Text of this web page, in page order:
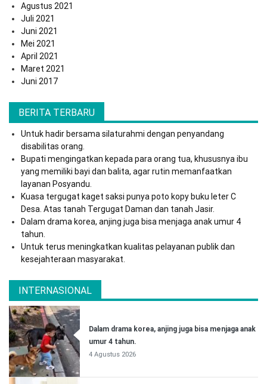
Agustus 2021
Juli 2021
Juni 2021
Mei 2021
April 2021
Maret 2021
Juni 2017
BERITA TERBARU
Untuk hadir bersama silaturahmi dengan penyandang
disabilitas orang.
Bupati mengingatkan kepada para orang tua, khususnya ibu
yang memiliki bayi dan balita, agar rutin memanfaatkan
layanan Posyandu.
Kuasa tergugat kaget saksi punya poto kopy buku leter C
Desa. Atas tanah Tergugat Daman dan tanah Jasir.
Dalam drama korea, anjing juga bisa menjaga anak umur 4
tahun.
Untuk terus meningkatkan kualitas pelayanan publik dan
kesejahteraan masyarakat.
INTERNASIONAL
Dalam drama korea, anjing juga bisa menjaga anak
umur 4 tahun.
4 Agustus 2026